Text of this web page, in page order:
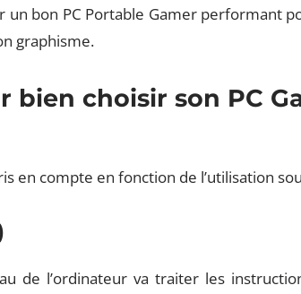
un bon PC Portable Gamer performant
graphisme.
bien choisir son PC
en compte en fonction de l’utilisation
de l’ordinateur va traiter les